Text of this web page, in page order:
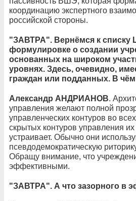
координацию экспертного
российской стороны.
"ЗАВТРА". Вернёмся к списку
формулировке о создании
основанных на широком
уровнях. Здесь, очевидно,
граждан или подданных. В
Александр АНДРИАНОВ.
управления желают полной
управленческих контуров во
скрытых контуров управления
устраивает. Обычно они
псевдодемократическую
Обращу внимание, что
эффективными.
"ЗАВТРА". А что зазорного в